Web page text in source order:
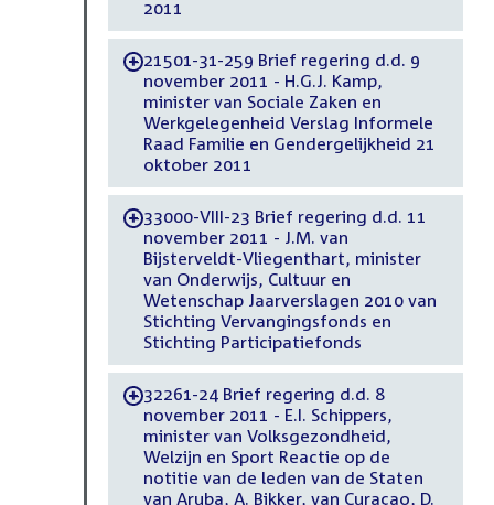
2011
-21501-31-259 Brief regering d.d. 9
november 2011 - H.G.J. Kamp,
minister van Sociale Zaken en
Werkgelegenheid Verslag Informele
Raad Familie en Gendergelijkheid 21
oktober 2011
-33000-VIII-23 Brief regering d.d. 11
november 2011 - J.M. van
Bijsterveldt-Vliegenthart, minister
van Onderwijs, Cultuur en
Wetenschap Jaarverslagen 2010 van
Stichting Vervangingsfonds en
Stichting Participatiefonds
-32261-24 Brief regering d.d. 8
november 2011 - E.I. Schippers,
minister van Volksgezondheid,
Welzijn en Sport Reactie op de
notitie van de leden van de Staten
van Aruba, A. Bikker, van Curaçao, D.